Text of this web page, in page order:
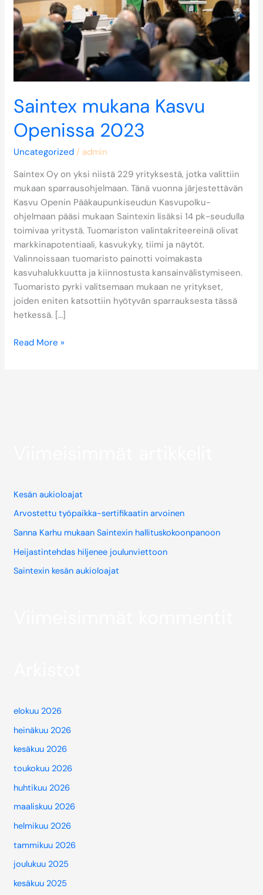
Saintex mukana Kasvu
Openissa 2023
Uncategorized / admin
Saintex Oy on yksi niistä 229 yrityksestä, jotka valittiin
mukaan sparrausohjelmaan. Tänä vuonna järjestettävän
Kasvu Openin Pääkaupunkiseudun Kasvupolku-
ohjelmaan pääsi mukaan Saintexin lisäksi 14 pk-seudulla
toimivaa yritystä. Tuomariston valintakriteereinä olivat
markkinapotentiaali, kasvukyky, tiimi ja näytöt.
Valinnoissaan tuomaristo painotti voimakasta
kasvuhalukkuutta ja kiinnostusta kansainvälistymiseen.
Tuomaristo pyrki valitsemaan mukaan ne yritykset,
joiden eniten katsottiin hyötyvän sparrauksesta tässä
hetkessä. […]
Read More »
Kesän aukioloajat
Arvostettu työpaikka-sertifikaatin arvoinen
Sanna Karhu mukaan Saintexin hallituskokoonpanoon
Heijastintehdas hiljenee joulunviettoon
Saintexin kesän aukioloajat
elokuu 2026
heinäkuu 2026
kesäkuu 2026
toukokuu 2026
huhtikuu 2026
maaliskuu 2026
helmikuu 2026
tammikuu 2026
joulukuu 2025
kesäkuu 2025